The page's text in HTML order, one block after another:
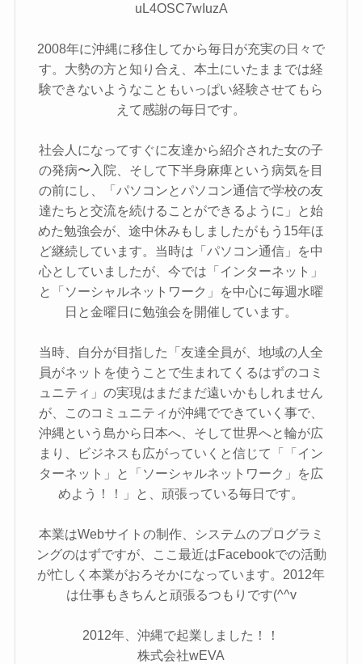
uL4OSC7wIuzA
2008年に沖縄に移住してから毎日が充実の日々で
す。大勢の方と知り合え、本土にいたままでは経
験できないようなこともいっぱい経験させてもら
えて感謝の毎日です。
社会人になってすぐに友達から紹介された女の子
の発病〜入院、そして下半身麻痺という病気を目
の前にし、「パソコンとパソコン通信で学校の友
達たちと交流を続けることができるように」と始
めた勉強会が、途中休みもしましたがもう15年ほ
ど継続しています。当時は「パソコン通信」を中
心としていましたが、今では「インターネット」
と「ソーシャルネットワーク」を中心に毎週水曜
日と金曜日に勉強会を開催しています。
当時、自分が目指した「友達全員が、地域の人全
員がネットを使うことで生まれてくるはずのコミ
ュニティ」の実現はまだまだ遠いかもしれません
が、このコミュニティが沖縄でできていく事で、
沖縄という島から日本へ、そして世界へと輪が広
まり、ビジネスも広がっていくと信じて「「イン
ターネット」と「ソーシャルネットワーク」を広
めよう！！」と、頑張っている毎日です。
本業はWebサイトの制作、システムのプログラミ
ングのはずですが、ここ最近はFacebookでの活動
が忙しく本業がおろそかになっています。2012年
は仕事もきちんと頑張るつもりです(^^v
2012年、沖縄で起業しました！！
株式会社wEVA